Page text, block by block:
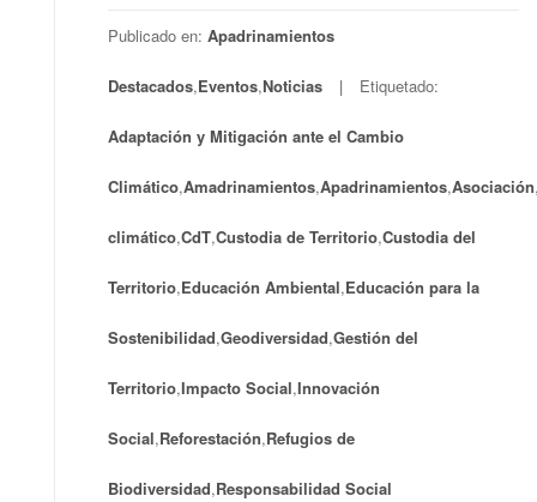
Publicado en: Apadrinamientos
Destacados,Eventos,Noticias Etiquetado:
Adaptación y Mitigación ante el Cambio
Climático,Amadrinamientos,Apadrinamientos,Asociación
climático,CdT,Custodia de Territorio,Custodia del
Territorio,Educación Ambiental,Educación para la
Sostenibilidad,Geodiversidad,Gestión del
Territorio,Impacto Social,Innovación
Social,Reforestación,Refugios de
Biodiversidad,Responsabilidad Social